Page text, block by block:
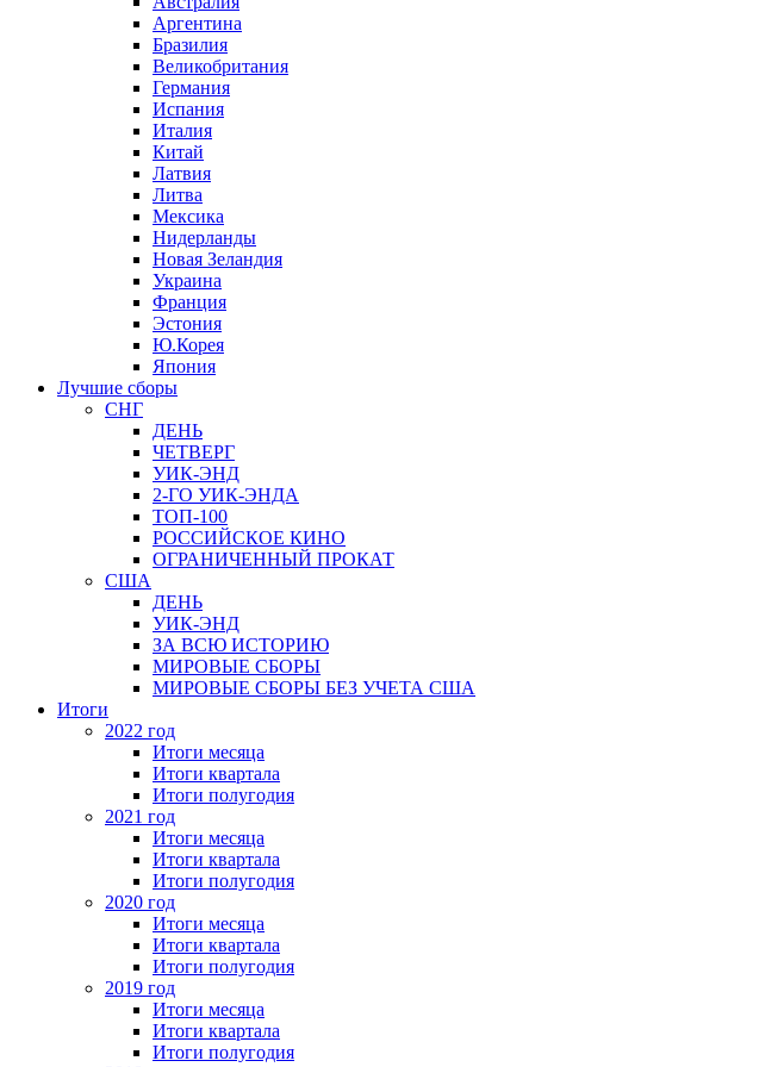
Аргентина
Бразилия
Великобритания
Германия
Испания
Италия
Китай
Латвия
Литва
Мексика
Нидерланды
Новая Зеландия
Украина
Франция
Эстония
Ю.Корея
Япония
Лучшие сборы
СНГ
ДЕНЬ
ЧЕТВЕРГ
УИК-ЭНД
2-ГО УИК-ЭНДА
ТОП-100
РОССИЙСКОЕ КИНО
ОГРАНИЧЕННЫЙ ПРОКАТ
США
ДЕНЬ
УИК-ЭНД
ЗА ВСЮ ИСТОРИЮ
МИРОВЫЕ СБОРЫ
МИРОВЫЕ СБОРЫ БЕЗ УЧЕТА США
Итоги
2022 год
Итоги месяца
Итоги квартала
Итоги полугодия
2021 год
Итоги месяца
Итоги квартала
Итоги полугодия
2020 год
Итоги месяца
Итоги квартала
Итоги полугодия
2019 год
Итоги месяца
Итоги квартала
Итоги полугодия